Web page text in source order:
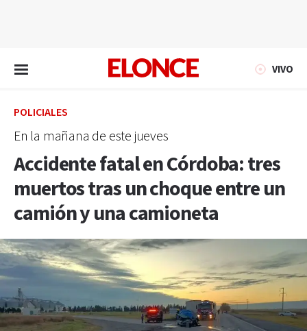
VIVO
POLICIALES
En la mañana de este jueves
Accidente fatal en Córdoba: tres
muertos tras un choque entre un
camión y una camioneta